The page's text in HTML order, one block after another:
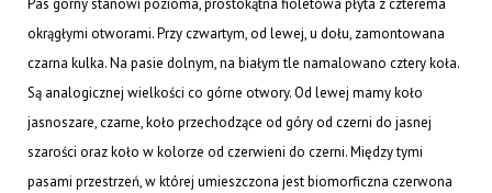
Pas górny stanowi pozioma, prostokątna fioletowa płyta z czterema
okrągłymi otworami. Przy czwartym, od lewej, u dołu, zamontowana
czarna kulka. Na pasie dolnym, na białym tle namalowano cztery koła.
Są analogicznej wielkości co górne otwory. Od lewej mamy koło
jasnoszare, czarne, koło przechodzące od góry od czerni do jasnej
szarości oraz koło w kolorze od czerwieni do czerni. Między tymi
pasami przestrzeń, w której umieszczona jest biomorficzna czerwona